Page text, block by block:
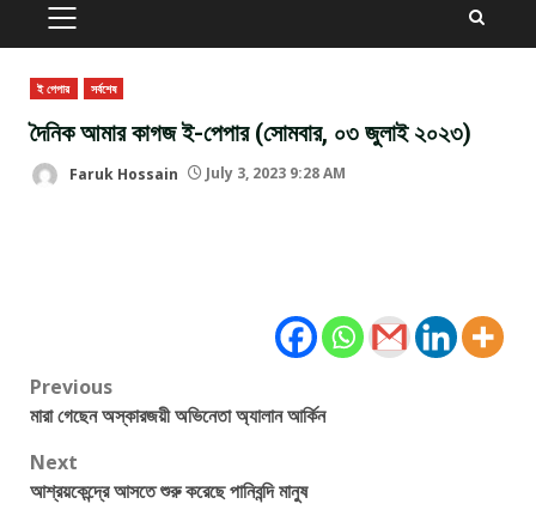
PRIMARY
MENU
ই পেপার সর্বশেষ
দৈনিক আমার কাগজ ই-পেপার (সোমবার, ০৩ জুলাই ২০২৩)
Faruk Hossain July 3, 2023 9:28 AM
Post
navigation
Previous
মারা গেছেন অস্কারজয়ী অভিনেতা অ্যালান আর্কিন
Next
আশ্রয়কেন্দ্রে আসতে শুরু করেছে পানিবন্দি মানুষ